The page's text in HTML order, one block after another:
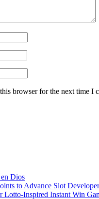
browser for the next time I
en Dios
to Advance Slot
Lotto-Inspired Instant Win